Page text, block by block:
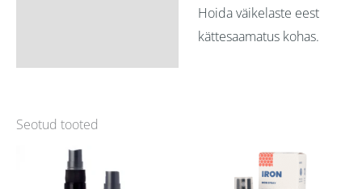
Hoida väikelaste eest
kättesaamatus kohas.
Seotud tooted
kuni
14,00 €
Sellel
tootel